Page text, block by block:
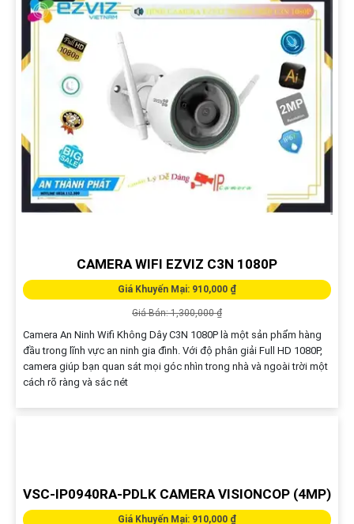
Camera KX-AD2111CN-A là camera IP mạng chất lượng cao thiết kế
dạng thân dài cố định, được hỗ trợ công nghệ phát hiện người, hỗ
trợ ghi hình độ phân giải độ nét cao 2.0MP, camera trang bị ánh
sáng kép thông minh cho phép chuyển đổi linh hoạt giữa chế độ
hồng ngoại và led trợ sáng ban đêm, giúp giám sát bảo vệ an ninh
ban đêm một cách linh hoạt
Giá Khuyến Mại: 910,000 ₫
Giá Bán: 1,300,000 ₫